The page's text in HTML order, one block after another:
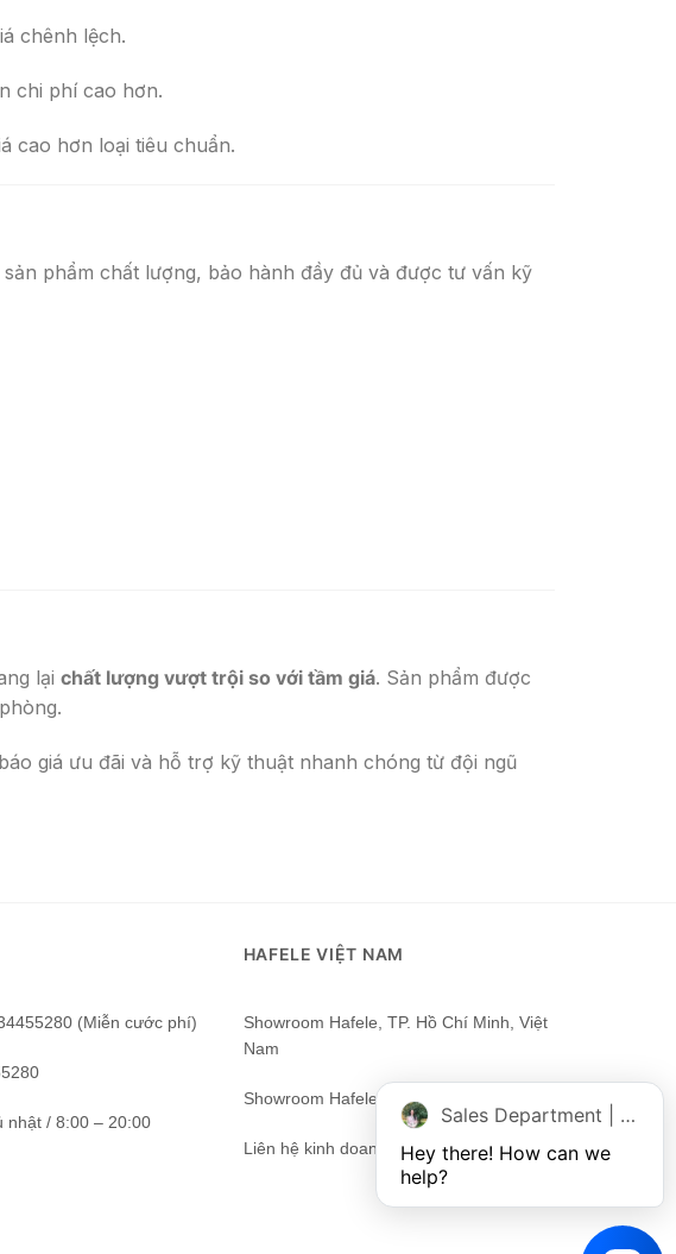
chênh lệch.
chi phí cao hơn.
cao hơn loại tiêu chuẩn.
phẩm chất lượng, bảo hành đầy đủ và được tư vấn kỹ
lại chất lượng vượt trội so với tầm giá. Sản phẩm được
giá ưu đãi và hỗ trợ kỹ thuật nhanh chóng từ đội ngũ
(Miễn cước phí)
nhật / 8:00 – 20:00
HAFELE VIỆT NAM
Showroom Hafele, TP. Hồ Chí Minh, Việt
Nam
Showroom Hafele Hà Nội
Liên hệ kinh doanh Hafele nhận báo giá
Sales Department | Chat online
Hey there! How can we
help?